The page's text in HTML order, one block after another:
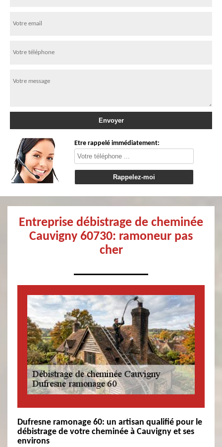
Etre rappelé immédiatement:
Entreprise débistrage de cheminée
Cauvigny 60730: ramoneur pas
cher
Dufresne ramonage 60: un artisan qualifié pour le
débistrage de votre cheminée à Cauvigny et ses
environs